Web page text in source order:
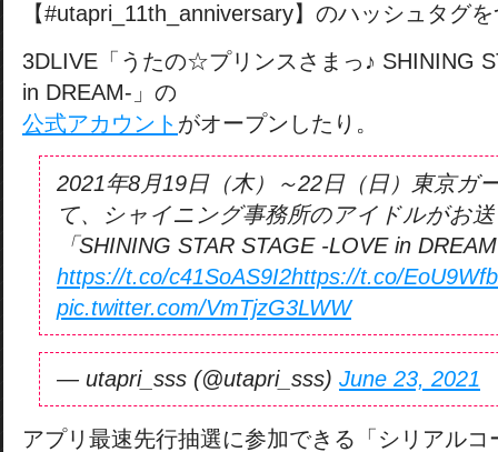
【#utapri_11th_anniversary】のハッシュタグ
3DLIVE「うたの☆プリンスさまっ♪ SHINING
in DREAM-」の
公式アカウント がオープンしたり。
2021年8月19日（木）～22日（日）東京ガ
て、シャイニング事務所のアイドルがお
「SHINING STAR STAGE -LOVE in
https://t.co/c41SoAS9I2https://t.co/
pic.twitter.com/VmTjzG3LWW
— utapri_sss (@utapri_sss) June 23, 2021
アプリ最速先行抽選に参加できる「シリアル